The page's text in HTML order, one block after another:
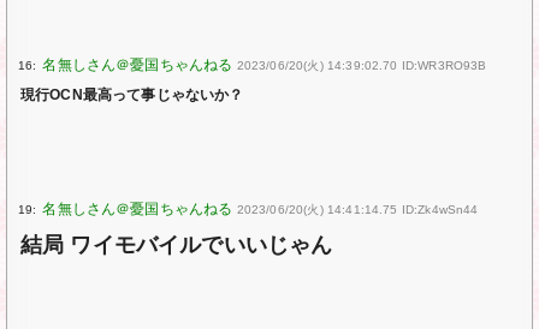
16: 2023/06/20(火) 14:39:02.70 ID:WR3RO93B
現行OCN最高って事じゃないか？
19: 2023/06/20(火) 14:41:14.75 ID:Zk4wSn44
結局 ワイモバイルでいいじゃん